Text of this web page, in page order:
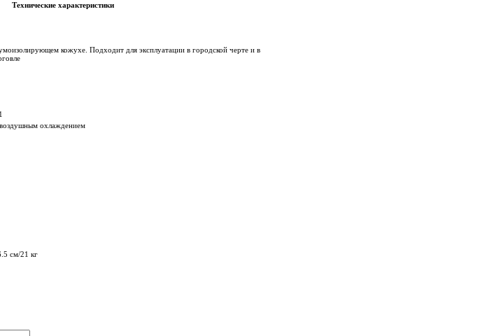
Технические характеристики
кожухе. Подходит для эксплуатации в городской черте и в
охлаждением
см/21 кг